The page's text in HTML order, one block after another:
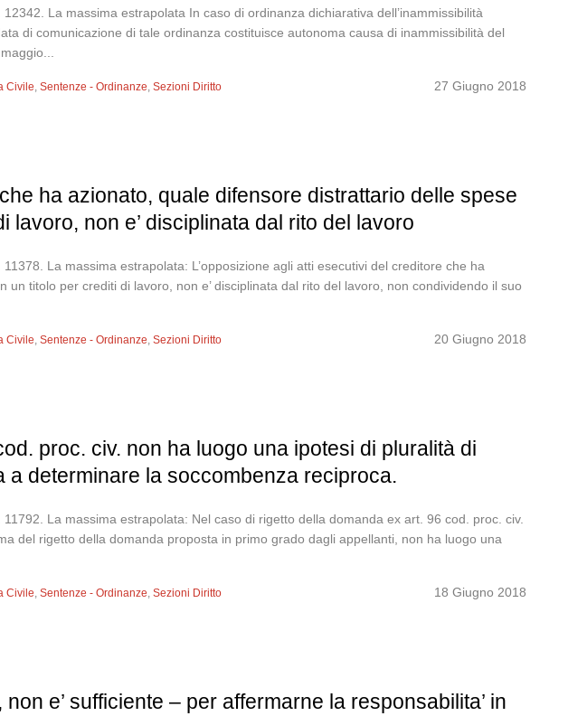
La massima estrapolata In caso di ordinanza dichiarativa dell’inammissibilità
di comunicazione di tale ordinanza costituisce autonoma causa di inammissibilità del
27 Giugno 2018
Civile,Sentenze - Ordinanze,Sezioni Diritto
ha azionato, quale difensore distrattario delle spese
non e’ disciplinata dal rito del lavoro
La massima estrapolata: L’opposizione agli atti esecutivi del creditore che ha
titolo per crediti di lavoro, non e’ disciplinata dal rito del lavoro, non condividendo il suo
20 Giugno 2018
Civile,Sentenze - Ordinanze,Sezioni Diritto
proc. civ. non ha luogo una ipotesi di pluralità di
determinare la soccombenza reciproca.
La massima estrapolata: Nel caso di rigetto della domanda ex art. 96 cod. proc. civ.
del rigetto della domanda proposta in primo grado dagli appellanti, non ha luogo una
18 Giugno 2018
Civile,Sentenze - Ordinanze,Sezioni Diritto
e’ sufficiente – per affermarne la responsabilita’ in